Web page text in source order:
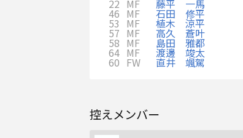
22 MF 藤平 一馬
46 MF 石田 修平
53 MF 植木 涼平
57 MF 高久 蒼叶
58 MF 島田 雅都
64 MF 渡邊 竣太
60 FW 直井 颯駕
控えメンバー